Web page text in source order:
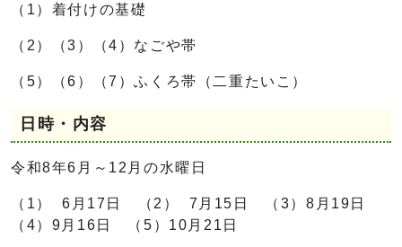
（1）着付けの基礎
（2）（3）（4）なごや帯
（5）（6）（7）ふくろ帯（二重たいこ）
日時・内容
令和8年6月～12月の水曜日
（1） 6月17日 （2） 7月15日 （3）8月19日
（4）9月16日 （5）10月21日